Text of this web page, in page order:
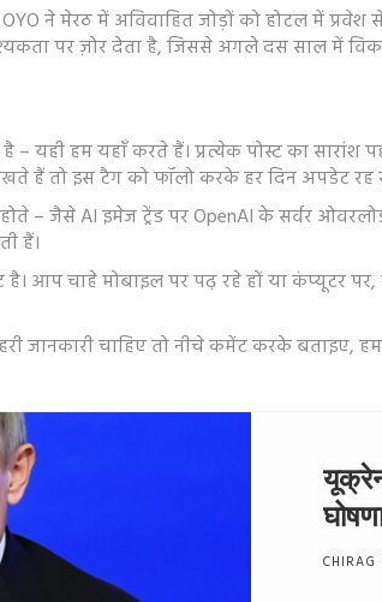
ने मेरठ में अविवाहित जोड़ों को होटल में प्रवेश
पर ज़ोर देता है, जिससे अगले दस साल में
हम यहाँ करते हैं। प्रत्येक पोस्ट का सारांश
हैं तो इस टैग को फॉलो करके हर दिन अपडेट
– जैसे AI इमेज ट्रेंड पर OpenAI के सर्वर
हैं।
है। आप चाहे मोबाइल पर पढ़ रहे हों या
जानकारी चाहिए तो नीचे कमेंट करके
CHIRAG